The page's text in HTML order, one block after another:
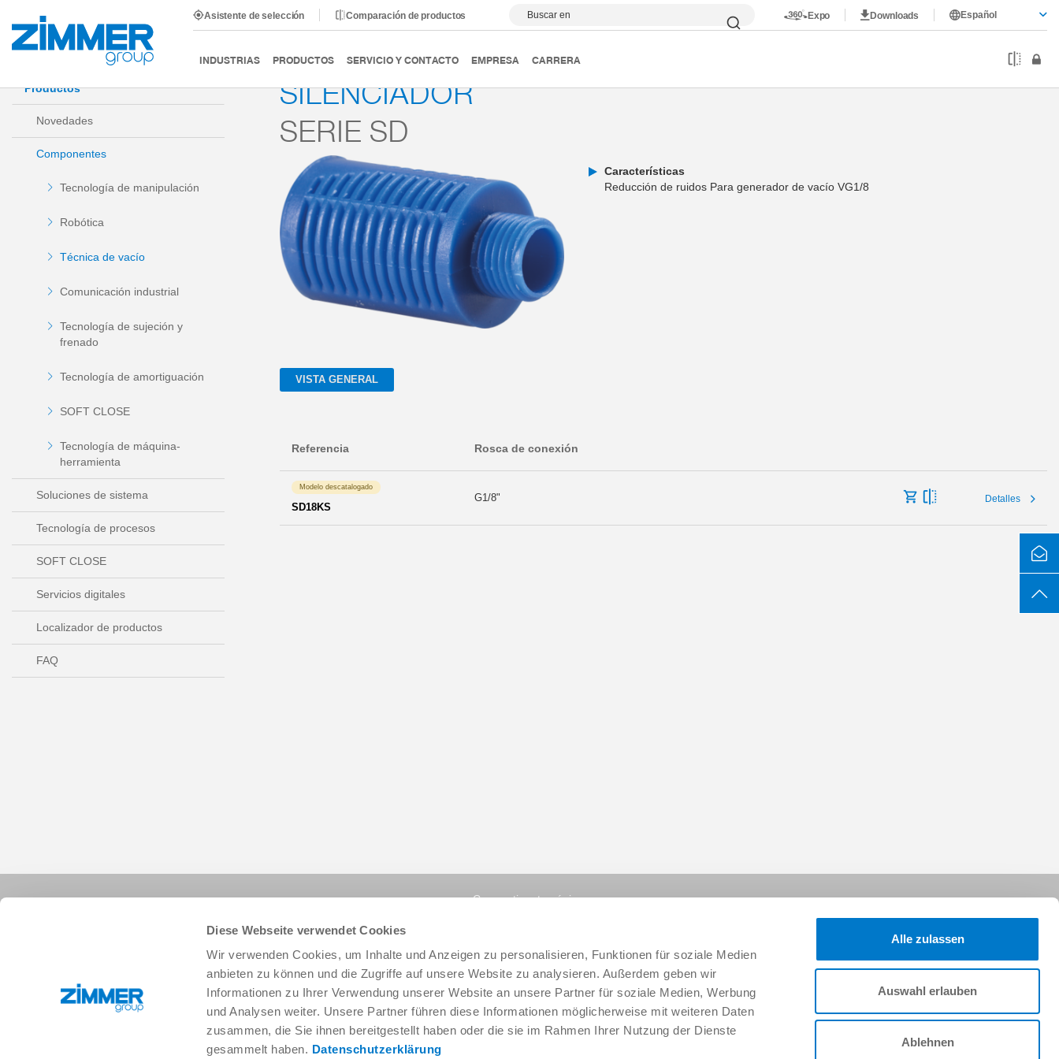
Diese Webseite verwendet Cookies
Wir verwenden Cookies, um Inhalte und Anzeigen zu personalisieren, Funktionen für soziale Medien
anbieten zu können und die Zugriffe auf unsere Website zu analysieren. Außerdem geben wir
Informationen zu Ihrer Verwendung unserer Website an unsere Partner für soziale Medien, Werbung
und Analysen weiter. Unsere Partner führen diese Informationen möglicherweise mit weiteren Daten
zusammen, die Sie ihnen bereitgestellt haben oder die sie im Rahmen Ihrer Nutzung der Dienste
gesammelt haben. Datenschutzerklärung
Alle zulassen
Auswahl erlauben
Ablehnen
Asistente de selección Comparación de productos Buscar en Expo Downloads Español
INDUSTRIAS PRODUCTOS SERVICIO Y CONTACTO EMPRESA CARRERA
Inicio Productos Componentes Técnica de vacío Accesorios de vacío Serie SD
Productos
Novedades
Componentes
Tecnología de manipulación
Robótica
Técnica de vacío
Comunicación industrial
Tecnología de sujeción y
frenado
Tecnología de amortiguación
SOFT CLOSE
Tecnología de máquina-
herramienta
Soluciones de sistema
Tecnología de procesos
SOFT CLOSE
Servicios digitales
Localizador de productos
FAQ
SILENCIADOR
SERIE SD
Características
Reducción de ruidos Para generador de vacío VG1/8
VISTA GENERAL
Referencia Rosca de conexión
Modelo descatalogado
SD18KS
G1/8" Detalles
Compartir esta página:
+34 91 882-2623 info.es@zimmer-group.com Síganos: